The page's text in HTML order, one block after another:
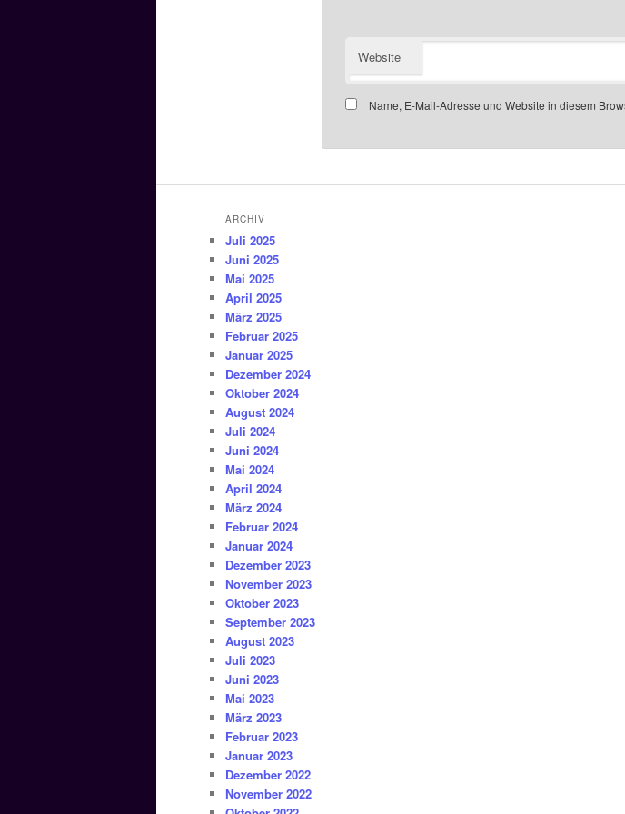
Website
Name, E-Mail-Adresse und Website in diesem
ARCHIV
Juli 2025
Juni 2025
Mai 2025
April 2025
März 2025
Februar 2025
Januar 2025
Dezember 2024
Oktober 2024
August 2024
Juli 2024
Juni 2024
Mai 2024
April 2024
März 2024
Februar 2024
Januar 2024
Dezember 2023
November 2023
Oktober 2023
September 2023
August 2023
Juli 2023
Juni 2023
Mai 2023
März 2023
Februar 2023
Januar 2023
Dezember 2022
November 2022